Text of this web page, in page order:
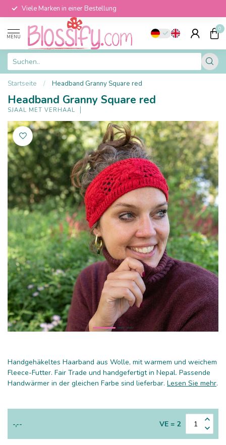
Viele Marken in einer Bestellung
MENU
0
Startseite / Headband Granny Square red
Headband Granny Square red
SJAAL MET VERHAAL
Handgehäkeltes Haarband aus Wolle, mit warmem und weichem
Fleece-Futter. Fair Trade und handgefertigt in Nepal. Passende
Handwärmer in der gleichen Farbe sind lieferbar. Lesen Sie mehr.
-,-- VE = 2